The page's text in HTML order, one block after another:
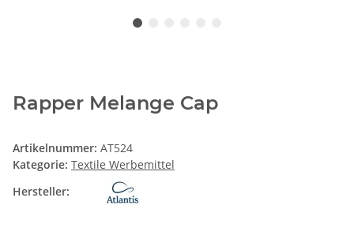
Rapper Melange Cap
Artikelnummer: AT524
Kategorie: Textile Werbemittel
Hersteller: